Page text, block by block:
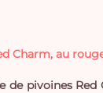
Charm, au
de pivoines Red